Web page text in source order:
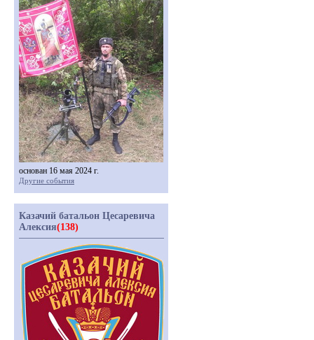
основан 16 мая 2024 г.
Другие события
Казачий батальон Цесаревича
Алексия(138)